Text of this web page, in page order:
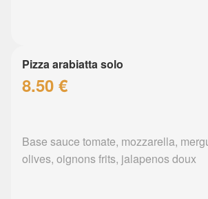
Pizza arabiatta solo
8.50 €
Base sauce tomate, mozzarella,
olives, oignons frits, jalapenos doux